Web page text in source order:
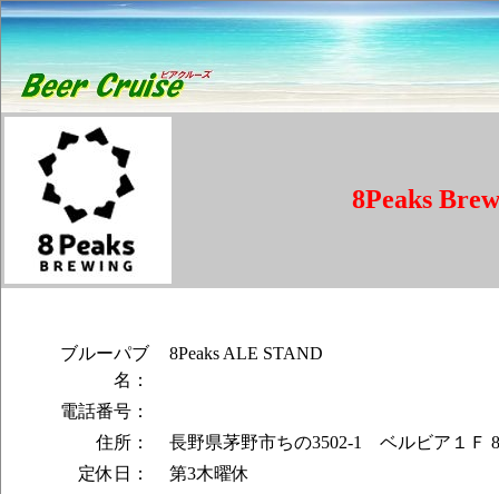
8Peaks
ブルーパブ
名：
8Peaks ALE STAND
電話番号：
住所：
長野県茅野市ちの3502-1 ベルビア１Ｆ
定休日：
第3木曜休